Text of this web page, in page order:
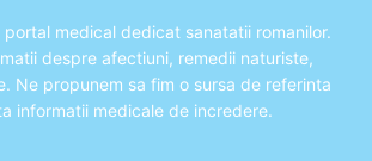
medical dedicat sanatatii romanilor.
despre afectiuni, remedii naturiste,
Ne propunem sa fim o sursa de referinta
informatii medicale de incredere.